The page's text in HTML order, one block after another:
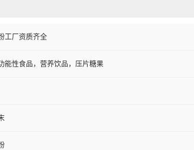
工厂资质齐全
能性食品，营养饮品，压片糖果